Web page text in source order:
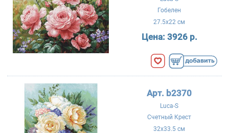
Гобелен
27.5x22 см
Цена: 3926 р.
Арт. b2370
Luca-S
Счетный Крест
32x33.5 см